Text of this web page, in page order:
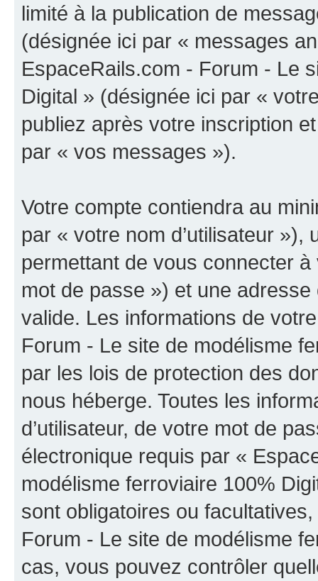
limité à la publication de
(désignée ici par « messages
EspaceRails.com - Forum - Le
Digital » (désignée ici par «
publiez après votre inscription
par « vos messages »).
Votre compte contiendra au
par « votre nom d’utilisateur
permettant de vous connecter
mot de passe ») et une
valide. Les informations de
Forum - Le site de modélisme
par les lois de protection des
nous héberge. Toutes les
d’utilisateur, de votre mot de
électronique requis par «
modélisme ferroviaire 100%
sont obligatoires ou
Forum - Le site de modélisme
cas, vous pouvez contrôler